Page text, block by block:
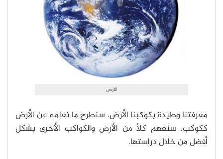
الارض
معرفتنا وطيدة بكوكبنا الأرض. سنطرح ما نعلمه عن الأرض
ككوكب. سنفهم كلاً من الأرض والكواكب الأخرى بشكل
أفضل من خلال دراستها.